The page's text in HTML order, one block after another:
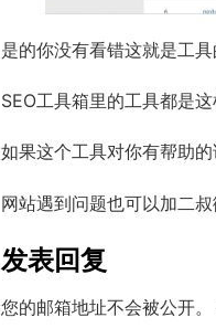
是的你没有看错这就是工
SEO工具箱里的工具都是
如果这个工具对你有帮助
网站遇到问题也可以加二
发表回复
您的邮箱地址不会被公开。